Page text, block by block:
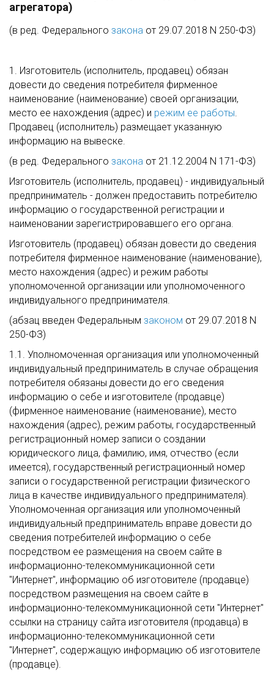
агрегатора)
(в ред. Федерального закона от 29.07.2018 N 250-ФЗ)
1. Изготовитель (исполнитель, продавец) обязан
довести до сведения потребителя фирменное
наименование (наименование) своей организации,
место ее нахождения (адрес) и режим ее работы.
Продавец (исполнитель) размещает указанную
информацию на вывеске.
(в ред. Федерального закона от 21.12.2004 N 171-ФЗ)
Изготовитель (исполнитель, продавец) - индивидуальный
предприниматель - должен предоставить потребителю
информацию о государственной регистрации и
наименовании зарегистрировавшего его органа.
Изготовитель (продавец) обязан довести до сведения
потребителя фирменное наименование (наименование),
место нахождения (адрес) и режим работы
уполномоченной организации или уполномоченного
индивидуального предпринимателя.
(абзац введен Федеральным законом от 29.07.2018 N
250-ФЗ)
1.1. Уполномоченная организация или уполномоченный
индивидуальный предприниматель в случае обращения
потребителя обязаны довести до его сведения
информацию о себе и изготовителе (продавце)
(фирменное наименование (наименование), место
нахождения (адрес), режим работы, государственный
регистрационный номер записи о создании
юридического лица, фамилию, имя, отчество (если
имеется), государственный регистрационный номер
записи о государственной регистрации физического
лица в качестве индивидуального предпринимателя).
Уполномоченная организация или уполномоченный
индивидуальный предприниматель вправе довести до
сведения потребителей информацию о себе
посредством ее размещения на своем сайте в
информационно-телекоммуникационной сети
"Интернет", информацию об изготовителе (продавце)
посредством размещения на своем сайте в
информационно-телекоммуникационной сети "Интернет"
ссылки на страницу сайта изготовителя (продавца) в
информационно-телекоммуникационной сети
"Интернет", содержащую информацию об изготовителе
(продавце).